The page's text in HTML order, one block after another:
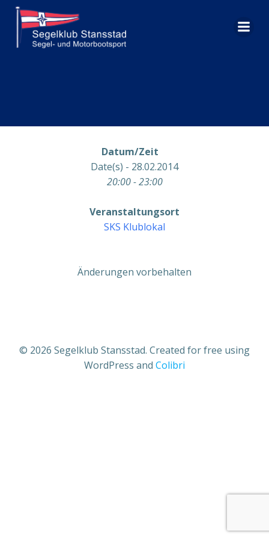
Datum/Zeit
Date(s) - 28.02.2014
20:00 - 23:00
Veranstaltungsort
SKS Klublokal
Änderungen vorbehalten
© 2026 Segelklub Stansstad. Created for free using
WordPress and Colibri